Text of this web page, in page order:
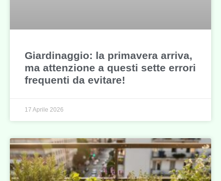
Giardinaggio: la primavera arriva,
ma attenzione a questi sette errori
frequenti da evitare!
17 Aprile 2026